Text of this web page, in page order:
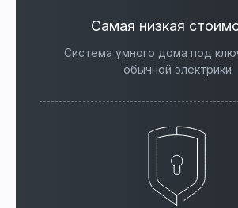
Самая низкая
Система умного дома под
обычной электрики